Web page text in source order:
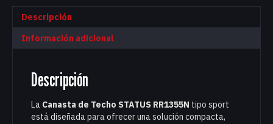
Descripción
Información adicional
Descripción
La Canasta de Techo STATUS RR1355N tipo sport
está diseñada para ofrecer una solución compacta,